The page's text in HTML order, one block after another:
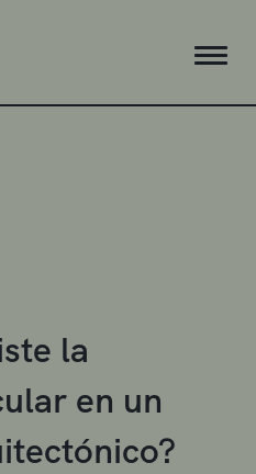
la
en un